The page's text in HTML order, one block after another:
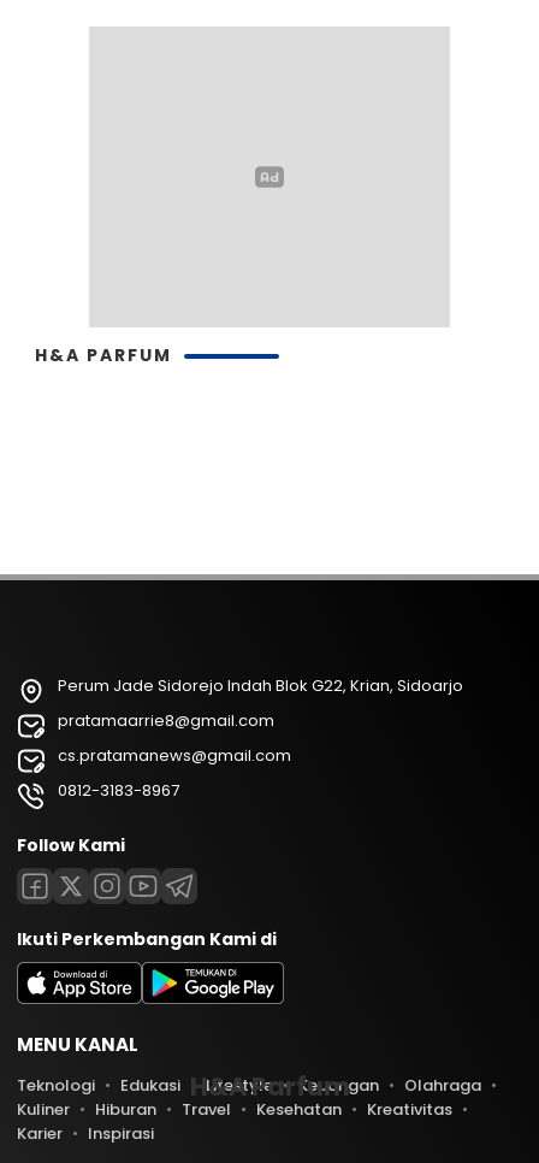
H&A PARFUM
Perum Jade Sidorejo Indah Blok G22, Krian, Sidoarjo
pratamaarrie8@gmail.com
cs.pratamanews@gmail.com
0812-3183-8967
Follow Kami
Ikuti Perkembangan Kami di
MENU KANAL
Teknologi Edukasi Lifestyle Keuangan
Olahraga
Kuliner
Hiburan Travel Kesehatan
Kreativitas
Karier
Inspirasi
H&A Parfum